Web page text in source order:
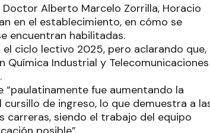
Alberto Marcelo Zorrilla, Horacio
en el establecimiento, en cómo se
encuentran habilitadas.
ciclo lectivo 2025, pero aclarando que,
Industrial y
“paulatinamente fue aumentando la
de ingreso, lo que demuestra a
carreras, siendo el trabajo del equipo